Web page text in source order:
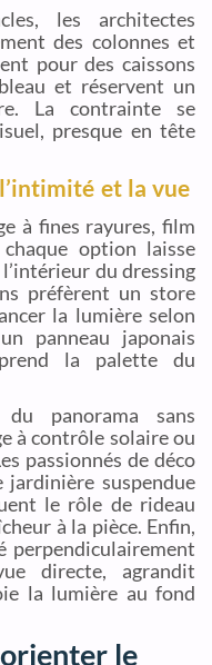
les architectes
des colonnes et
pour des caissons
et réservent un
La contrainte se
presque en tête
et la vue
à fines rayures, film
option laisse
du dressing
préfèrent un store
la lumière selon
panneau japonais
la palette du
du panorama sans
à contrôle solaire ou
passionnés de déco
suspendue
le rôle de rideau
à la pièce. Enfin,
perpendiculairement
directe, agrandit
la lumière au fond
le